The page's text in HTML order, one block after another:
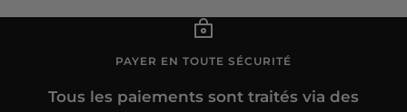
PAYER EN TOUTE SÉCURITÉ
Tous les paiements sont traités via des